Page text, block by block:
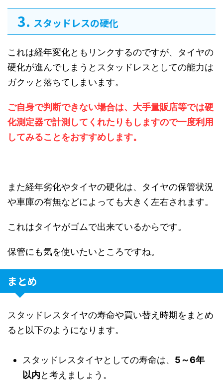
スタッドレスの硬化
これは経年変化ともリンクするのですが、タイヤの
硬化が進んでしまうとスタッドレスとしての能力は
ガクッと落ちてしまいます。
ご自身で判断できない場合は、大手量販店等では硬
化測定器で計測してくれたりもしますので一度利用
してみることをおすすめします。
また経年劣化やタイヤの硬化は、タイヤの保管状況
や車庫の有無などによっても大きく左右されます。
これはタイヤがゴムで出来ているからです。
保管にも気を使いたいところですね。
まとめ
スタッドレスタイヤの寿命や買い替え時期をまとめ
ると以下のようになります。
スタッドレスタイヤとしての寿命は、 5～6年
以内と考えましょう。